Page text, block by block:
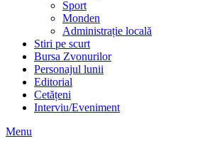
Sport
Monden
Administrație locală
Stiri pe scurt
Bursa Zvonurilor
Personajul lunii
Editorial
Cetățeni
Interviu/Eveniment
Menu